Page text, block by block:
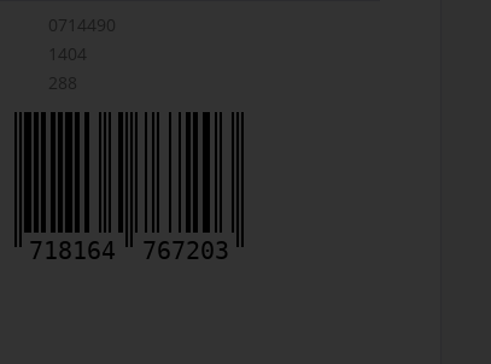
0714490
1404
288
718164 767203